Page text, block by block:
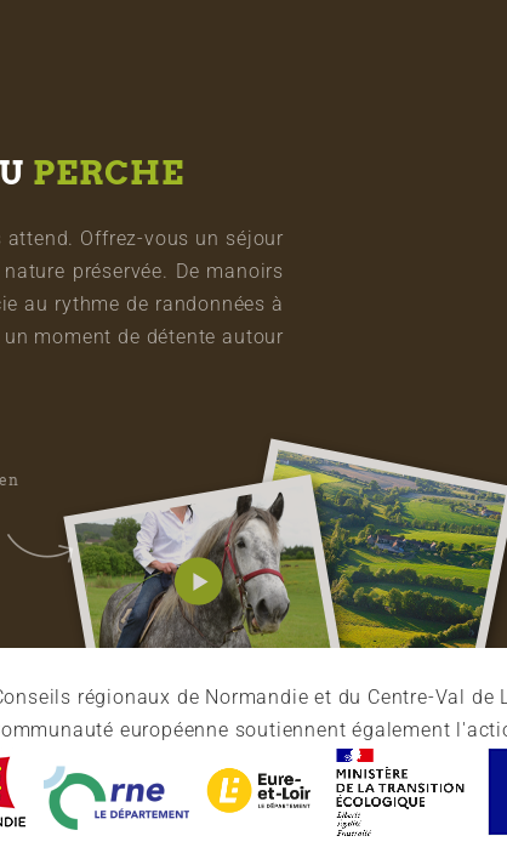
PERCHE
attend. Offrez-vous un séjour
préservée. De manoirs
au rythme de randonnées à
moment de détente autour
régionaux de Normandie et du Centre-Val de
européenne soutiennent également